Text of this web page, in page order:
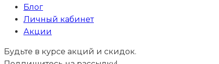
Блог
Личный кабинет
Акции
Будьте в курсе акций и скидок.